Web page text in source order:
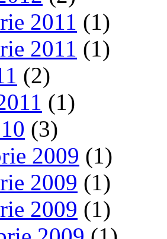
2011 (1)
2011 (1)
(2)
(1)
(3)
2009 (1)
2009 (1)
2009 (1)